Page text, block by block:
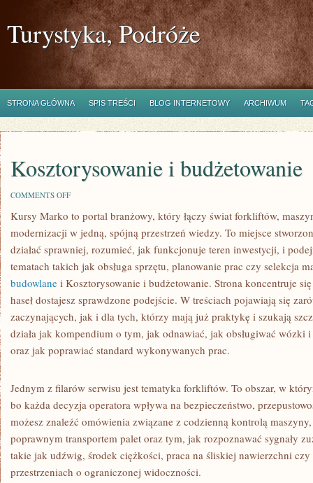
Turystyka, Podróże
STRONA GŁÓWNA SPIS TREŚCI BLOG INTERNETOWY ARCHIWUM
Kosztorysowanie i budżetowanie
COMMENTS OFFON
I
Kursy Marko to portal branżowy, który łączy świat forkliftów,
modernizacji w jedną, spójną przestrzeń wiedzy. To miejsce
działać sprawniej, rozumieć, jak funkcjonuje teren inwestycji, i
tematach takich jak obsługa sprzętu, planowanie prac czy selekcja
budowlane i Kosztorysowanie i budżetowanie. Strona koncentruje
haseł dostajesz sprawdzone podejście. W treściach pojawiają się
zaczynających, jak i dla tych, którzy mają już praktykę i szukają
działa jak kompendium o tym, jak odnawiać, jak obsługiwać wózki
oraz jak poprawiać standard wykonywanych prac.
Jednym z filarów serwisu jest tematyka forkliftów. To obszar, w
bo każda decyzja operatora wpływa na bezpieczeństwo,
możesz znaleźć omówienia związane z codzienną kontrolą
poprawnym transportem palet oraz tym, jak rozpoznawać sygnały
takie jak udźwig, środek ciężkości, praca na śliskiej nawierzchni czy
przestrzeniach o ograniczonej widoczności.